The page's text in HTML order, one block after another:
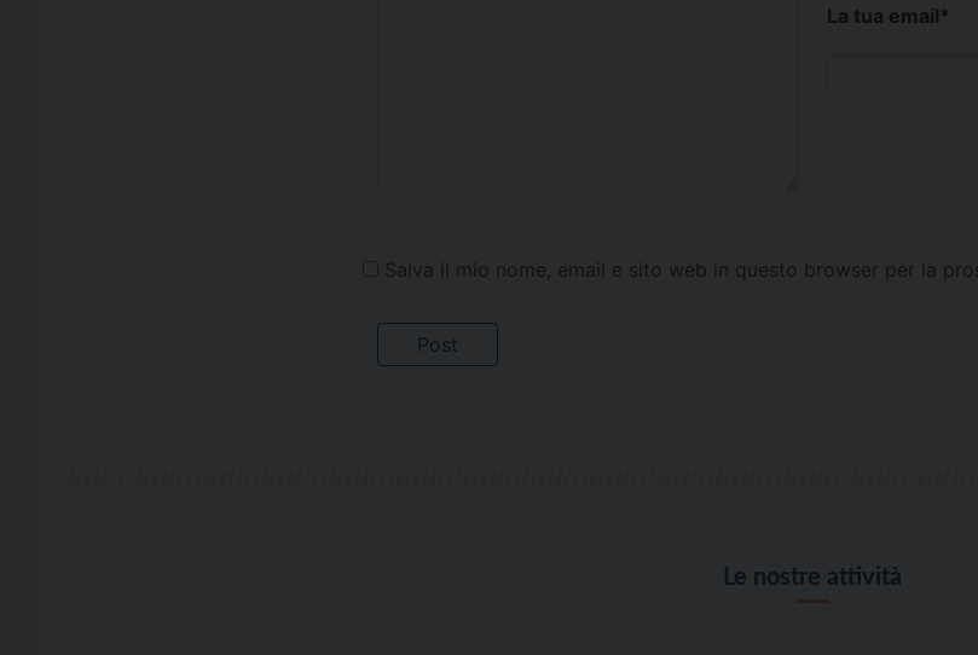
La tua email*
Salva il mio nome, email e sito web in questo browser per la
Le nostre attività